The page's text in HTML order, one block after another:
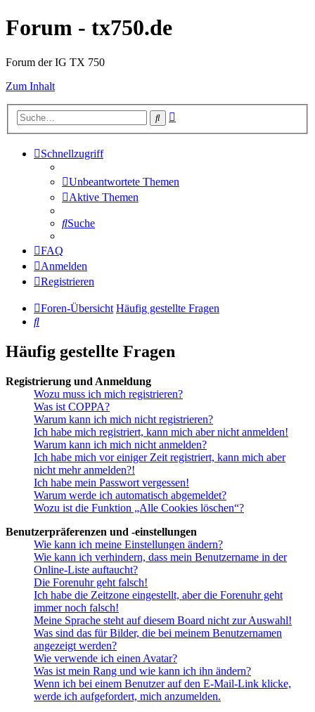
Forum - tx750.de
Forum der IG TX 750
Zum Inhalt
Suche
Schnellzugriff
Unbeantwortete Themen
Aktive Themen
Suche
FAQ
Anmelden
Registrieren
Foren-Übersicht Häufig gestellte Fragen
Suche
Häufig gestellte Fragen
Registrierung und Anmeldung
Wozu muss ich mich registrieren?
Was ist COPPA?
Warum kann ich mich nicht registrieren?
Ich habe mich registriert, kann mich aber nicht anmelden!
Warum kann ich mich nicht anmelden?
Ich habe mich vor einiger Zeit registriert, kann mich aber
nicht mehr anmelden?!
Ich habe mein Passwort vergessen!
Warum werde ich automatisch abgemeldet?
Wozu ist die Funktion „Alle Cookies löschen“?
Benutzerpräferenzen und -einstellungen
Wie kann ich meine Einstellungen ändern?
Wie kann ich verhindern, dass mein Benutzername in der
Online-Liste auftaucht?
Die Forenuhr geht falsch!
Ich habe die Zeitzone eingestellt, aber die Forenuhr geht
immer noch falsch!
Meine Sprache steht auf diesem Board nicht zur Auswahl!
Was sind das für Bilder, die bei meinem Benutzernamen
angezeigt werden?
Wie verwende ich einen Avatar?
Was ist mein Rang und wie kann ich ihn ändern?
Wenn ich bei einem Benutzer auf den E-Mail-Link klicke,
werde ich aufgefordert, mich anzumelden.